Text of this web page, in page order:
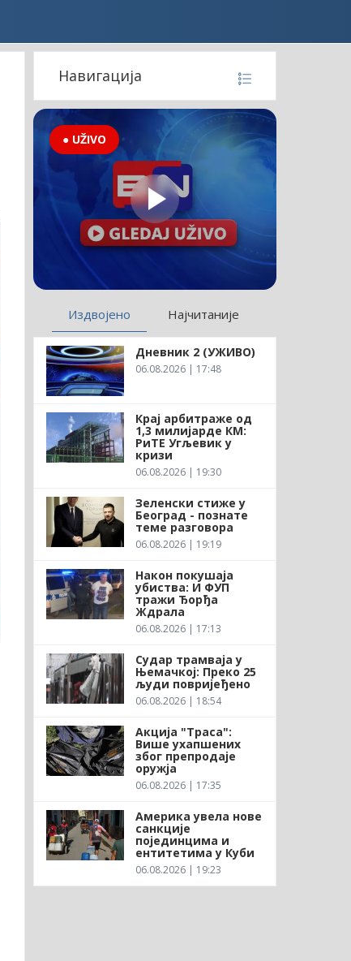
Навигација
● UŽIVO
Издвојено Најчитаније
Дневник 2 (УЖИВО)
06.08.2026 | 17:48
Крај арбитраже од
1,3 милијарде КМ:
РиТЕ Угљевик у
кризи
06.08.2026 | 19:30
Зеленски стиже у
Београд - познате
теме разговора
06.08.2026 | 19:19
Након покушаја
убиства: И ФУП
тражи Ђорђа
Ждрала
06.08.2026 | 17:13
Судар трамваја у
Њемачкој: Преко 25
људи повријеђено
06.08.2026 | 18:54
Акција "Траса":
Више ухапшених
због препродаје
оружја
06.08.2026 | 17:35
Америка увела нове
санкције
појединцима и
ентитетима у Куби
06.08.2026 | 19:23